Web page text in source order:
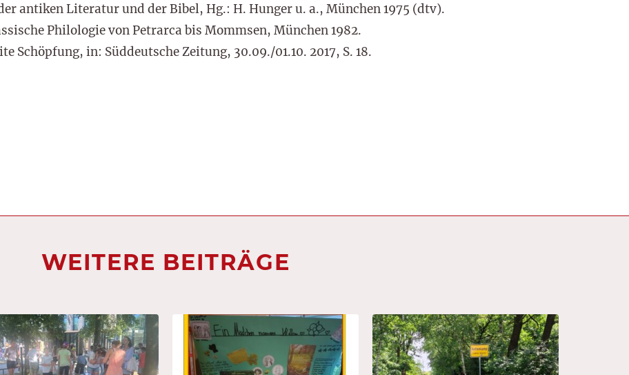
antiken Literatur und der Bibel, Hg.: H. Hunger u. a., München 1975 (dtv).
Philologie von Petrarca bis Mommsen, München 1982.
Schöpfung, in: Süddeutsche Zeitung, 30.09./01.10. 2017, S. 18.
WEITERE BEITRÄGE